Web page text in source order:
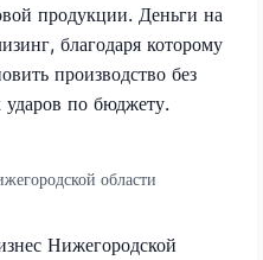
продукции. Деньги на
благодаря которому
производство без
ударов по бюджету.
области
Нижегородской